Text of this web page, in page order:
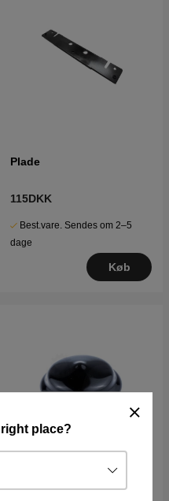
place?
Plade
115DKK
Best.vare. Sendes om 2–5
dage
Køb
Kapsel